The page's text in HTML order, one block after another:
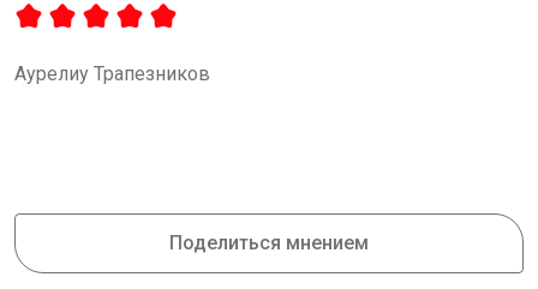
Аурелиу Трапезников
Поделиться мнением